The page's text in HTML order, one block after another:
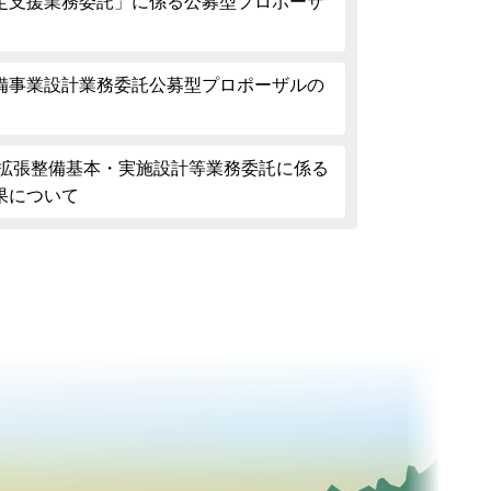
事業設計業務委託公募型プロポーザルの
張整備基本・実施設計等業務委託に係る
について